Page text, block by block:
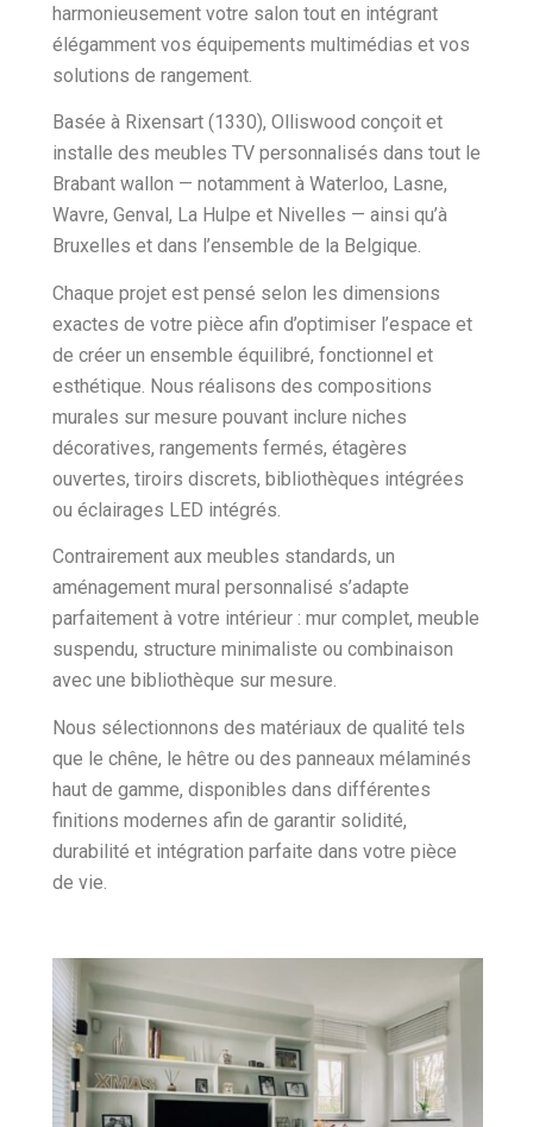
harmonieusement votre salon tout en intégrant
élégamment vos équipements multimédias et vos
solutions de rangement.
Basée à Rixensart (1330), Olliswood conçoit et
installe des meubles TV personnalisés dans tout le
Brabant wallon — notamment à Waterloo, Lasne,
Wavre, Genval, La Hulpe et Nivelles — ainsi qu’à
Bruxelles et dans l’ensemble de la Belgique.
Chaque projet est pensé selon les dimensions
exactes de votre pièce afin d’optimiser l’espace et
de créer un ensemble équilibré, fonctionnel et
esthétique. Nous réalisons des compositions
murales sur mesure pouvant inclure niches
décoratives, rangements fermés, étagères
ouvertes, tiroirs discrets, bibliothèques intégrées
ou éclairages LED intégrés.
Contrairement aux meubles standards, un
aménagement mural personnalisé s’adapte
parfaitement à votre intérieur : mur complet, meuble
suspendu, structure minimaliste ou combinaison
avec une bibliothèque sur mesure.
Nous sélectionnons des matériaux de qualité tels
que le chêne, le hêtre ou des panneaux mélaminés
haut de gamme, disponibles dans différentes
finitions modernes afin de garantir solidité,
durabilité et intégration parfaite dans votre pièce
de vie.